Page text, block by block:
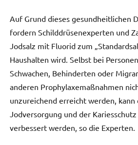
Auf Grund dieses gesundheitlichen
fordern Schilddrüsenexperten und
Jodsalz mit Fluorid zum
Haushalten wird. Selbst bei
Schwachen, Behinderten oder
anderen Prophylaxemaßnahmen
unzureichend erreicht werden, kann
Jodversorgung und der
verbessert werden, so die Experten.